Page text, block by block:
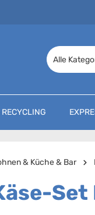
Alle
RECYCLING
& Küche & Bar
Set